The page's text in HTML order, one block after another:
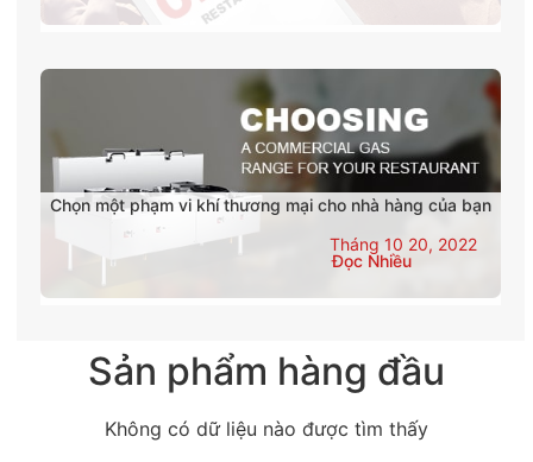
Chọn một phạm vi khí thương mại cho nhà hàng của bạn
Tháng 10 20, 2022
Đọc Nhiều
Sản phẩm hàng đầu
Không có dữ liệu nào được tìm thấy